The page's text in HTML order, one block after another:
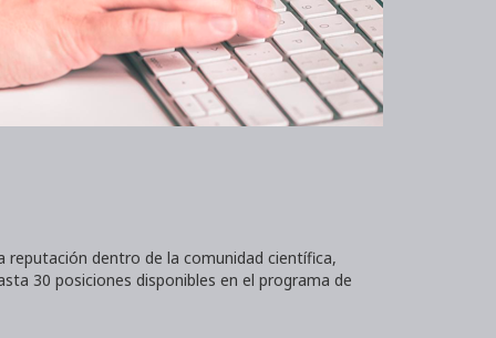
reputación dentro de la comunidad científica,
30 posiciones disponibles en el programa de